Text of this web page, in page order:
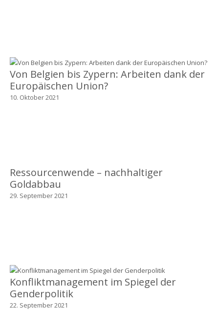
Von Belgien bis Zypern: Arbeiten dank der
Europäischen Union?
10. Oktober 2021
Ressourcenwende – nachhaltiger
Goldabbau
29. September 2021
Konfliktmanagement im Spiegel der
Genderpolitik
22. September 2021